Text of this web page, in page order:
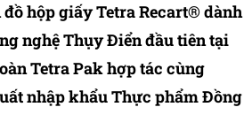
hộp giấy Tetra Recart® dành
nghệ Thụy Điển đầu tiên tại
Tetra Pak hợp tác cùng
nhập khẩu Thực phẩm Đồng